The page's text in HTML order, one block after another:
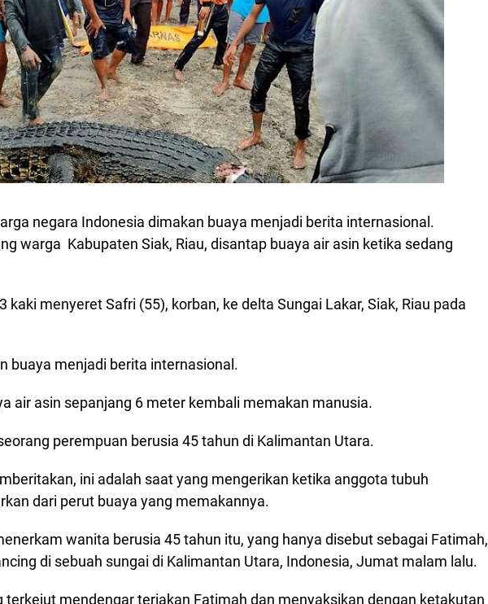
negara Indonesia dimakan buaya menjadi berita internasional.
warga Kabupaten Siak, Riau, disantap buaya air asin ketika sedang
kaki menyeret Safri (55), korban, ke delta Sungai Lakar, Siak, Riau pada
buaya menjadi berita internasional.
air asin sepanjang 6 meter kembali memakan manusia.
perempuan berusia 45 tahun di Kalimantan Utara.
ini adalah saat yang mengerikan ketika anggota tubuh
dari perut buaya yang memakannya.
wanita berusia 45 tahun itu, yang hanya disebut sebagai Fatimah,
di sebuah sungai di Kalimantan Utara, Indonesia, Jumat malam lalu.
terkejut mendengar teriakan Fatimah dan menyaksikan dengan ketakutan